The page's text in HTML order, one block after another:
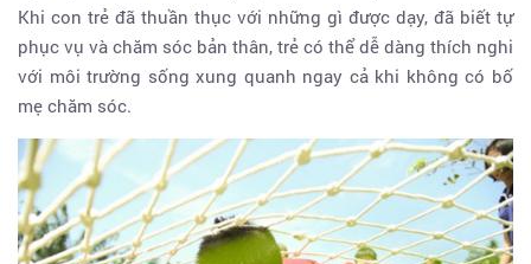
Khi con trẻ đã thuần thục với những gì được dạy, đã biết tự
phục vụ và chăm sóc bản thân, trẻ có thể dễ dàng thích nghi
với môi trường sống xung quanh ngay cả khi không có bố
mẹ chăm sóc.